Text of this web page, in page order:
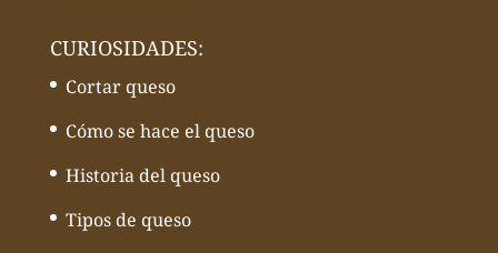
CURIOSIDADES:
Cortar queso
Cómo se hace el queso
Historia del queso
Tipos de queso